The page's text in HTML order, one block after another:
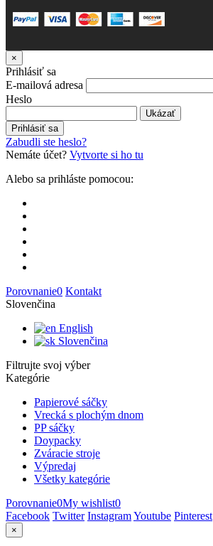
×
Prihlásiť sa
E-mailová adresa
Heslo
Ukázať
Prihlásiť sa
Zabudli ste heslo?
Nemáte účet? Vytvorte si ho tu
Alebo sa prihláste pomocou:
Porovnanie0 Kontakt
Slovenčina
English
Slovenčina
Filtrujte svoj výber
Kategórie
Papierové sáčky
Vrecká s plochým dnom
PP sáčky
Doypacky
Zváracie stroje
Výpredaj
Všetky kategórie
Porovnanie0My wishlist0
Facebook Twitter InstagramYoutube Pinterest
×